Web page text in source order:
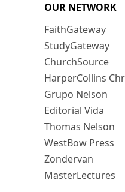
OUR NETWORK
FaithGateway
StudyGateway
ChurchSource
HarperCollins
Grupo Nelson
Editorial Vida
Thomas Nelson
WestBow Press
Zondervan
MasterLectures